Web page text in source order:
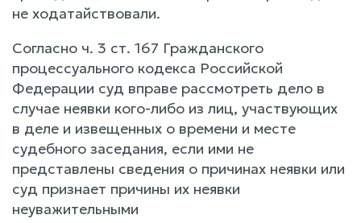
не ходатайствовали.
Согласно ч. 3 ст. 167 Гражданского
процессуального кодекса Российской
Федерации суд вправе рассмотреть дело в
случае неявки кого-либо из лиц, участвующих
в деле и извещенных о времени и месте
судебного заседания, если ими не
представлены сведения о причинах неявки или
суд признает причины их неявки
неуважительными